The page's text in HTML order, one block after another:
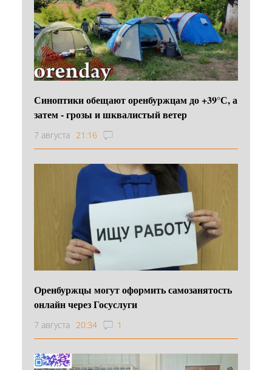
Синоптики обещают оренбуржцам до +39°С, а
затем - грозы и шквалистый ветер
7 августа 21:16
Оренбуржцы могут оформить самозанятость
онлайн через Госуслуги
7 августа 20:34 1